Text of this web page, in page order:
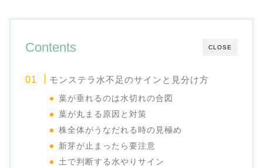
CLOSE
Contents
モンステラ水不足のサインと見分け方
葉が垂れるのは水切れの合図
葉が丸まる原因と対策
株全体がうなだれる時の見極め
新芽が止まったら要注意
土で判断する水やりサイン